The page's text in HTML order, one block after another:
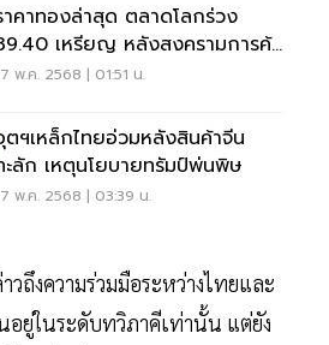
าคาทองล่าสุด ตลาดโลกร่วง
เหรียญ หลังสงครามการค้า
อนคลาย
พ.ค. 2568 | 01:51 น.
ตฯเหล็กไทยอ่วมหลังสินค้าจีน
ะลัก เหตุนโยบายทรัมป์พ่นพิษ
พ.ค. 2568 | 03:39 น.
วถึงความร่วมมือระหว่างไทยและ
ยู่ในระดับทวิภาคีเท่านั้น แต่ยัง